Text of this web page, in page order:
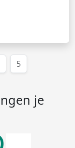
5(huidige)
je